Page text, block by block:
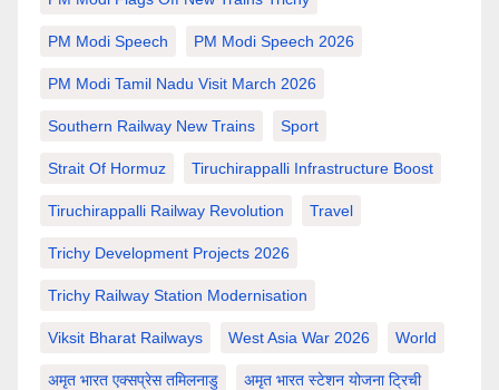
PM Modi Speech PM Modi Speech 2026
PM Modi Tamil Nadu Visit March 2026
Southern Railway New Trains Sport
Strait Of Hormuz Tiruchirappalli Infrastructure Boost
Tiruchirappalli Railway Revolution Travel
Trichy Development Projects 2026
Trichy Railway Station Modernisation
Viksit Bharat Railways West Asia War 2026 World
अमृत भारत एक्सप्रेस तमिलनाडु अमृत भारत स्टेशन योजना ट्रिची